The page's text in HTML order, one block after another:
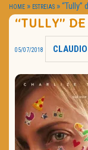
HOME
Política de
HOME » ESTREIAS »“Tully”
“TULLY”
05/07/2018